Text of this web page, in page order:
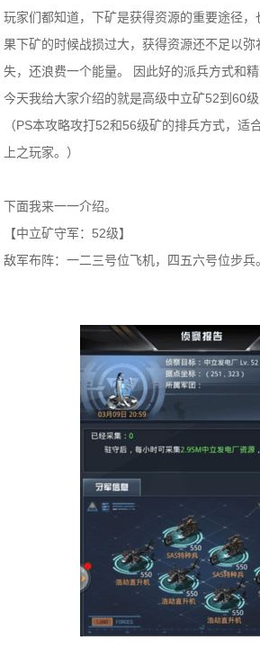
玩家们都知道，下矿是获得资源的重要途径
果下矿的时候战损过大，获得资源还不足以
失，还浪费一个能量。 因此好的派兵方式和
今天我给大家介绍的就是高级中立矿52到60级
（PS本攻略攻打52和56级矿的排兵方式，适
上之玩家。）
下面我来一一介绍。
【中立矿守军：52级】
敌军布阵：一二三号位飞机，四五六号位步兵